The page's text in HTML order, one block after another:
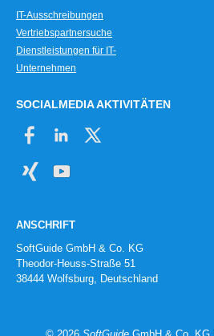
IT-Ausschreibungen
Vertriebspartnersuche
Dienstleistungen für IT-
Unternehmen
SOCIALMEDIA AKTIVITÄTEN
ANSCHRIFT
SoftGuide GmbH & Co. KG
Theodor-Heuss-Straße 51
38444 Wolfsburg, Deutschland